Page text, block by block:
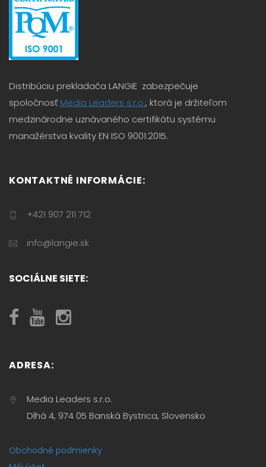
Distribúciu prekladača LANGIE zabezpečuje
spoločnosť Media Leaders s.r.o., ktorá je držiteľom
medzinárodne uznávaného certifikátu systému
manažérstva kvality EN ISO 9001:2015.
KONTAKTNÉ INFORMÁCIE:
+421 907 211 712
info@langie.sk
SOCIÁLNE SIETE:
ADRESA:
Media Leaders s.r.o.
Dlhá 4, 974 05 Banská Bystrica, Slovensko
Obchodné podmienky